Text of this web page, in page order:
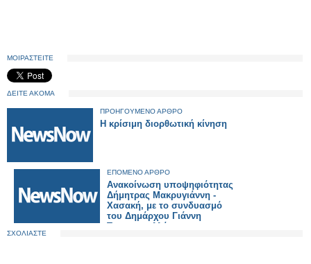
ΜΟΙΡΑΣΤΕΙΤΕ
ΔΕΙΤΕ ΑΚΟΜΑ
ΠΡΟΗΓΟΥΜΕΝΟ ΑΡΘΡΟ
Η κρίσιμη διορθωτική κίνηση
ΕΠΟΜΕΝΟ ΑΡΘΡΟ
Ανακοίνωση υποψηφιότητας
Δήμητρας Μακρυγιάννη -
Χασακή, με το συνδυασμό
του Δημάρχου Γιάννη
Τριανταφυλλάκη .
ΣΧΟΛΙΑΣΤΕ